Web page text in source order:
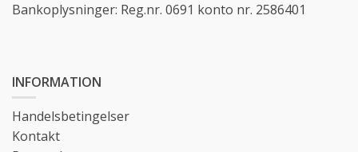
Bankoplysninger: Reg.nr. 0691 konto nr. 2586401
INFORMATION
Handelsbetingelser
Kontakt